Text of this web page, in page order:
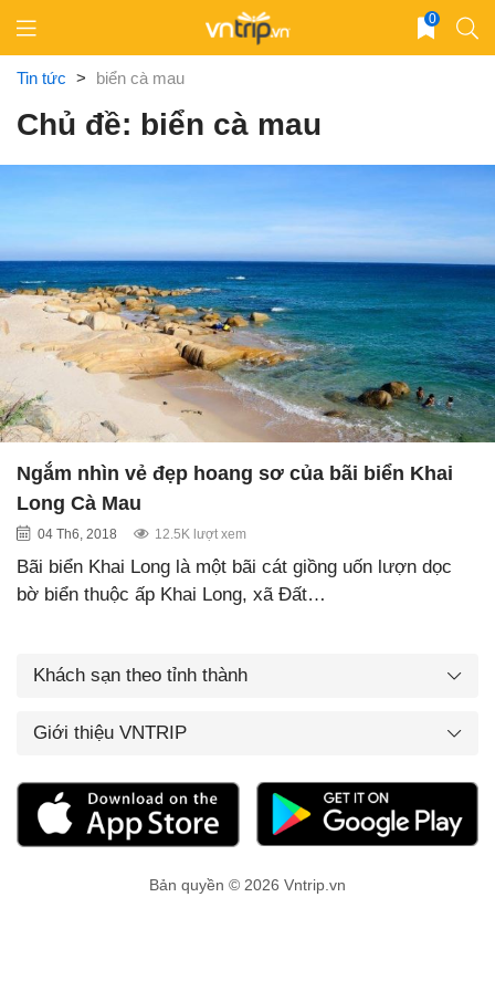
content
0
Tin tức > biển cà mau
Chủ đề: biển cà mau
Ngắm nhìn vẻ đẹp hoang sơ của bãi biển Khai
Long Cà Mau
04 Th6, 2018 12.5K lượt xem
Bãi biển Khai Long là một bãi cát giồng uốn lượn dọc
bờ biển thuộc ấp Khai Long, xã Đất…
Khách sạn theo tỉnh thành
Giới thiệu VNTRIP
Bản quyền © 2026 Vntrip.vn